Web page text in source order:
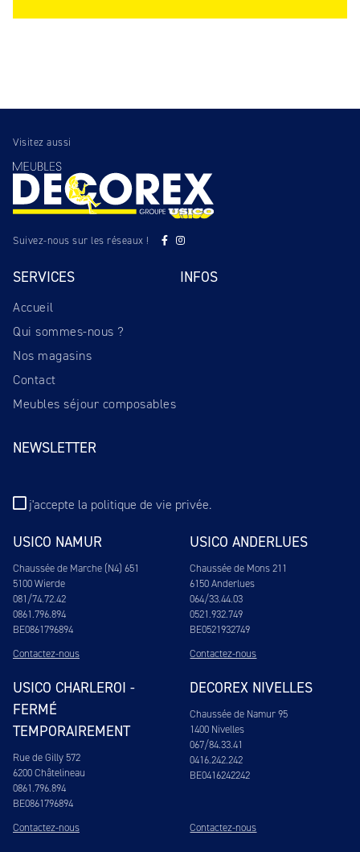
Visitez aussi
Suivez-nous sur les réseaux !
SERVICES
Accueil
Qui sommes-nous ?
Nos magasins
Contact
Meubles séjour composables
INFOS
NEWSLETTER
j'accepte la politique de vie privée.
USICO NAMUR
Chaussée de Marche (N4) 651
5100 Wierde
081/74.72.42
0861.796.894
BE0861796894
Contactez-nous
USICO ANDERLUES
Chaussée de Mons 211
6150 Anderlues
064/33.44.03
0521.932.749
BE0521932749
Contactez-nous
USICO CHARLEROI -
FERMÉ
TEMPORAIREMENT
Rue de Gilly 572
6200 Châtelineau
0861.796.894
BE0861796894
Contactez-nous
DECOREX NIVELLES
Chaussée de Namur 95
1400 Nivelles
067/84.33.41
0416.242.242
BE0416242242
Contactez-nous